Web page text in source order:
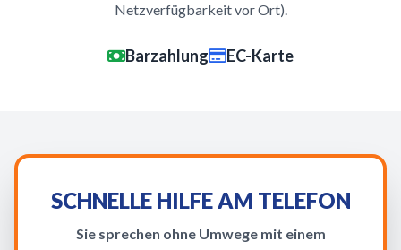
Netzverfügbarkeit vor Ort).
Barzahlung EC-Karte
SCHNELLE HILFE AM TELEFON
Sie sprechen ohne Umwege mit einem